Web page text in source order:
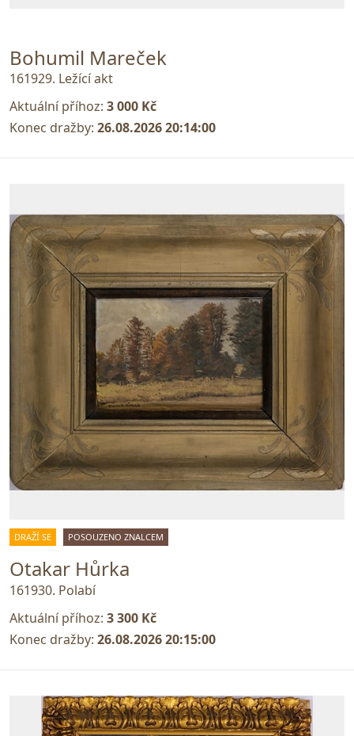
Bohumil Mareček
161929. Ležící akt
Aktuální příhoz: 3 000 Kč
Konec dražby: 26.08.2026 20:14:00
DRAŽÍ SE POSOUZENO ZNALCEM
Otakar Hůrka
161930. Polabí
Aktuální příhoz: 3 300 Kč
Konec dražby: 26.08.2026 20:15:00